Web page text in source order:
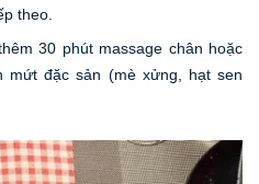
theo.
30 phút massage chân hoặc
mứt đặc sản (mè xửng, hạt sen